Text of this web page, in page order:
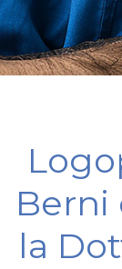
Berni
la